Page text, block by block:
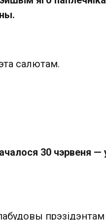
салютам.
30 чэрвеня —
прэзідэнтам